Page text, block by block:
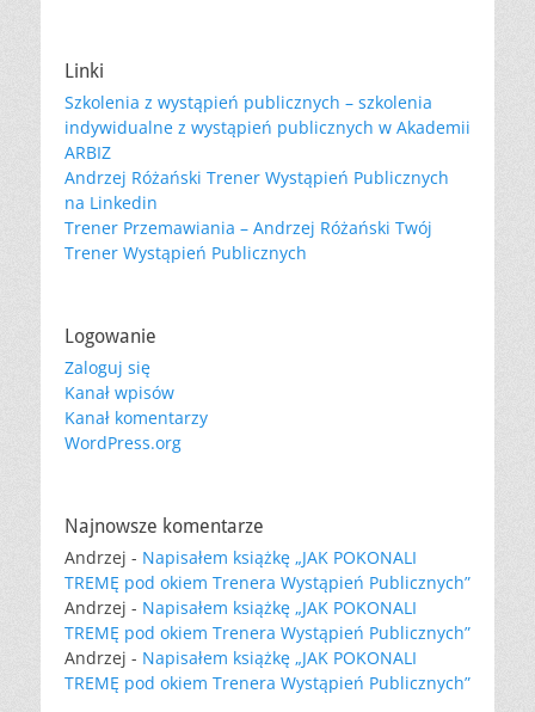
Linki
Szkolenia z wystąpień publicznych – szkolenia
indywidualne z wystąpień publicznych w Akademii
ARBIZ
Andrzej Różański Trener Wystąpień Publicznych
na Linkedin
Trener Przemawiania – Andrzej Różański Twój
Trener Wystąpień Publicznych
Logowanie
Zaloguj się
Kanał wpisów
Kanał komentarzy
WordPress.org
Najnowsze komentarze
Andrzej - Napisałem książkę „JAK POKONALI
TREMĘ pod okiem Trenera Wystąpień Publicznych”
Andrzej - Napisałem książkę „JAK POKONALI
TREMĘ pod okiem Trenera Wystąpień Publicznych”
Andrzej - Napisałem książkę „JAK POKONALI
TREMĘ pod okiem Trenera Wystąpień Publicznych”